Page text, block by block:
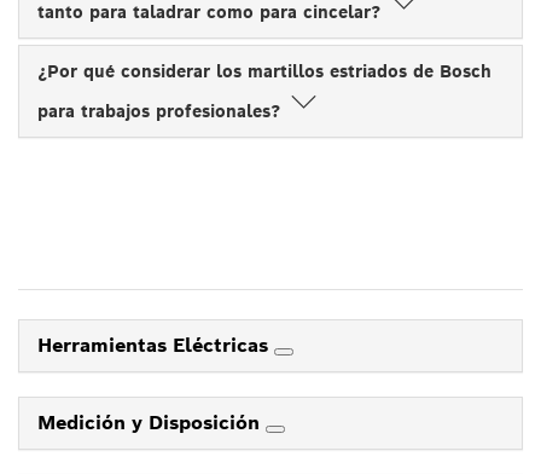
tanto para taladrar como para cincelar?
¿Por qué considerar los martillos estriados de Bosch
para trabajos profesionales?
Herramientas Eléctricas
Medición y Disposición